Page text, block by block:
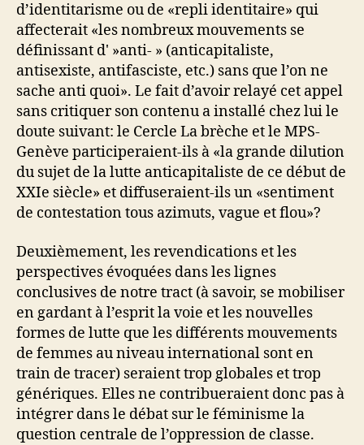
d’identitarisme ou de «repli identitaire» qui
affecterait «les nombreux mouvements se
définissant d' »anti- » (anticapitaliste,
antisexiste, antifasciste, etc.) sans que l’on ne
sache anti quoi». Le fait d’avoir relayé cet appel
sans critiquer son contenu a installé chez lui le
doute suivant: le Cercle La brèche et le MPS-
Genève participeraient-ils à «la grande dilution
du sujet de la lutte anticapitaliste de ce début de
XXIe siècle» et diffuseraient-ils un «sentiment
de contestation tous azimuts, vague et flou»?
Deuxièmement, les revendications et les
perspectives évoquées dans les lignes
conclusives de notre tract (à savoir, se mobiliser
en gardant à l’esprit la voie et les nouvelles
formes de lutte que les différents mouvements
de femmes au niveau international sont en
train de tracer) seraient trop globales et trop
génériques. Elles ne contribueraient donc pas à
intégrer dans le débat sur le féminisme la
question centrale de l’oppression de classe.